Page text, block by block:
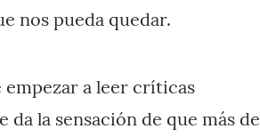
nos pueda quedar.
empezar a leer críticas
la sensación de que más de